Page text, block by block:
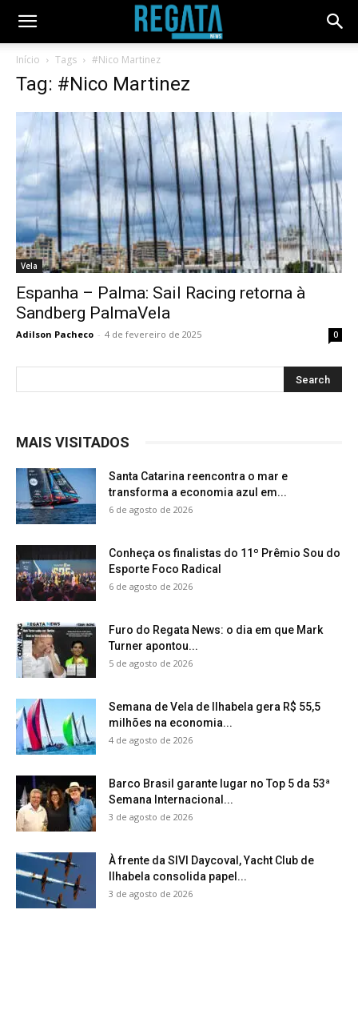
Início Tags #Nico Martinez
Tag: #Nico Martinez
Vela
Espanha – Palma: Sail Racing retorna à
Sandberg PalmaVela
Adilson Pacheco - 4 de fevereiro de 2025 0
MAIS VISITADOS
Santa Catarina reencontra o mar e
transforma a economia azul em...
6 de agosto de 2026
Conheça os finalistas do 11º Prêmio Sou do
Esporte Foco Radical
6 de agosto de 2026
Furo do Regata News: o dia em que Mark
Turner apontou...
5 de agosto de 2026
Semana de Vela de Ilhabela gera R$ 55,5
milhões na economia...
4 de agosto de 2026
Barco Brasil garante lugar no Top 5 da 53ª
Semana Internacional...
3 de agosto de 2026
À frente da SIVI Daycoval, Yacht Club de
Ilhabela consolida papel...
3 de agosto de 2026